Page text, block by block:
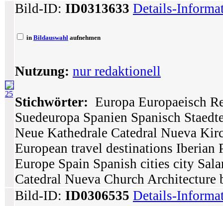
25
Bild-ID: ID0313633 Details-
in Bildauswahl aufnehmen
Nutzung: nur redaktionell
Stichwörter: Europa Europaeisch
Suedeuropa Spanien Spanisch
Neue Kathedrale Catedral Nueva
European travel destinations Iberian
Europe Spain Spanish cities city
Catedral Nueva Church Architecture
Bild-ID: ID0306535 Details-